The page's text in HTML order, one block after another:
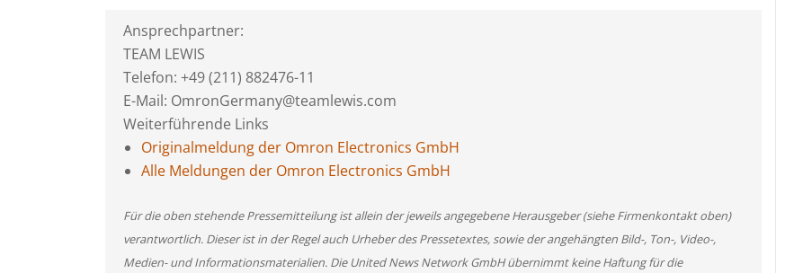
Ansprechpartner:
TEAM LEWIS
Telefon: +49 (211) 882476-11
E-Mail: OmronGermany@teamlewis.com
Weiterführende Links
Originalmeldung der Omron Electronics GmbH
Alle Meldungen der Omron Electronics GmbH
Für die oben stehende Pressemitteilung ist allein der jeweils angegebene Herausgeber (siehe Firmenkontakt oben)
verantwortlich. Dieser ist in der Regel auch Urheber des Pressetextes, sowie der angehängten Bild-, Ton-, Video-,
Medien- und Informationsmaterialien. Die United News Network GmbH übernimmt keine Haftung für die